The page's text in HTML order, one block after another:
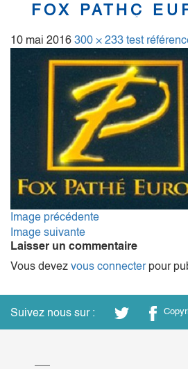
FOX PATHÇ
10 mai 2016 300 × 233 test
Image précédente
Image suivante
Laisser un commentaire
Vous devez vous connecterpour
Suivez nous sur :